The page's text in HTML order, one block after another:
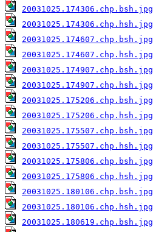
20031025.174306.chp.bsh.jpg
20031025.174306.chp.hsh.jpg
20031025.174607.chp.bsh.jpg
20031025.174607.chp.hsh.jpg
20031025.174907.chp.bsh.jpg
20031025.174907.chp.hsh.jpg
20031025.175206.chp.bsh.jpg
20031025.175206.chp.hsh.jpg
20031025.175507.chp.bsh.jpg
20031025.175507.chp.hsh.jpg
20031025.175806.chp.bsh.jpg
20031025.175806.chp.hsh.jpg
20031025.180106.chp.bsh.jpg
20031025.180106.chp.hsh.jpg
20031025.180619.chp.bsh.jpg